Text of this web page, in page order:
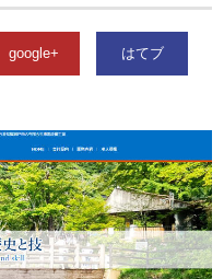
google+ はてブ